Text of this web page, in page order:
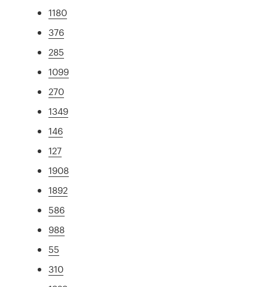
1180
376
285
1099
270
1349
146
127
1908
1892
586
988
55
310